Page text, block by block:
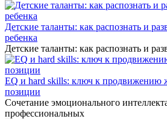
Детские таланты: как распознать и
ребенка
Детские таланты: как распознать и
EQ и hard skills: ключ к продвижению
позиции
Сочетание эмоционального
профессиональных